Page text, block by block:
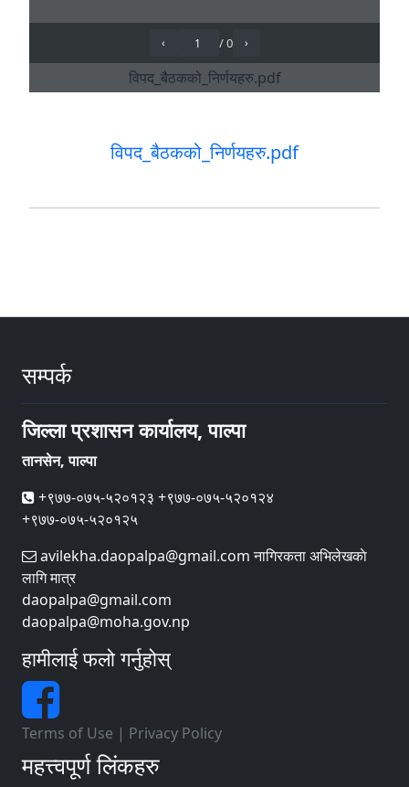
विपद_बैठकको_निर्णयहरु.pdf
सम्पर्क
जिल्ला प्रशासन कार्यालय, पाल्पा
तानसेन, पाल्पा
+९७७-०७५-५२०१२३ +९७७-०७५-५२०१२४
+९७७-०७५-५२०१२५
avilekha.daopalpa@gmail.com नागिरकता अभिलेखकाे
लागि मात्र
daopalpa@gmail.com
daopalpa@moha.gov.np
हामीलाई फलो गर्नुहोस्
Terms of Use | Privacy Policy
महत्त्वपूर्ण लिंकहरु